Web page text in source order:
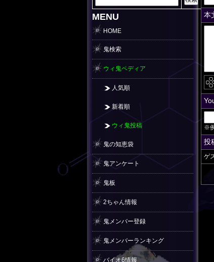
MENU
HOME
鬼検索
ウィ鬼ペディア
人気順
新着順
ウィ鬼投稿
鬼の知恵袋
鬼アンケート
鬼板
2ちゃん情報
鬼メンバー登録
鬼メンバーランキング
バイオ6情報
本
※
投
ゲ